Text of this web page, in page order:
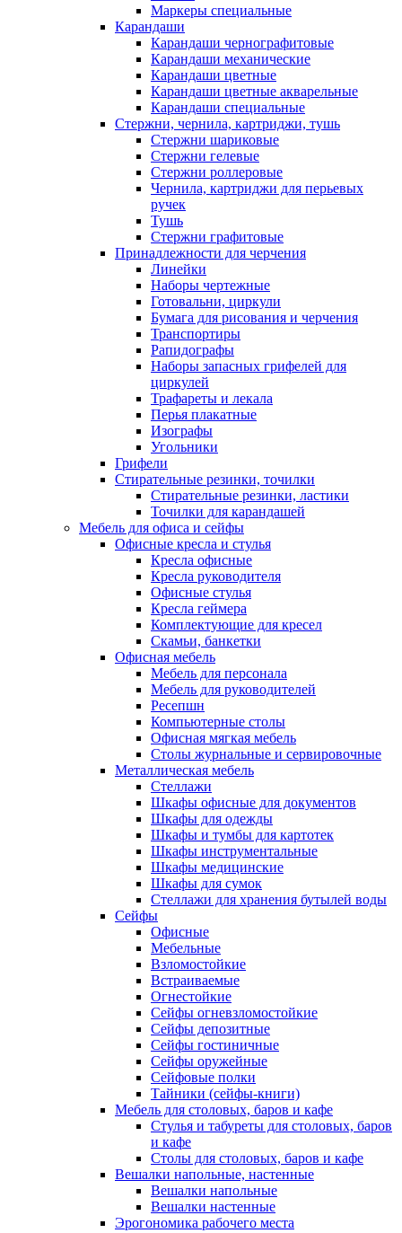
Маркеры специальные
Карандаши
Карандаши чернографитовые
Карандаши механические
Карандаши цветные
Карандаши цветные акварельные
Карандаши специальные
Стержни, чернила, картриджи, тушь
Стержни шариковые
Стержни гелевые
Стержни роллеровые
Чернила, картриджи для перьевых
ручек
Тушь
Стержни графитовые
Принадлежности для черчения
Линейки
Наборы чертежные
Готовальни, циркули
Бумага для рисования и черчения
Транспортиры
Рапидографы
Наборы запасных грифелей для
циркулей
Трафареты и лекала
Перья плакатные
Изографы
Угольники
Грифели
Стирательные резинки, точилки
Стирательные резинки, ластики
Точилки для карандашей
Мебель для офиса и сейфы
Офисные кресла и стулья
Кресла офисные
Кресла руководителя
Офисные стулья
Кресла геймера
Комплектующие для кресел
Скамьи, банкетки
Офисная мебель
Мебель для персонала
Мебель для руководителей
Ресепшн
Компьютерные столы
Офисная мягкая мебель
Столы журнальные и сервировочные
Металлическая мебель
Стеллажи
Шкафы офисные для документов
Шкафы для одежды
Шкафы и тумбы для картотек
Шкафы инструментальные
Шкафы медицинские
Шкафы для сумок
Стеллажи для хранения бутылей воды
Сейфы
Офисные
Мебельные
Взломостойкие
Встраиваемые
Огнестойкие
Сейфы огневзломостойкие
Сейфы депозитные
Сейфы гостиничные
Сейфы оружейные
Сейфовые полки
Тайники (сейфы-книги)
Мебель для столовых, баров и кафе
Стулья и табуреты для столовых, баров
и кафе
Столы для столовых, баров и кафе
Вешалки напольные, настенные
Вешалки напольные
Вешалки настенные
Эрогономика рабочего места